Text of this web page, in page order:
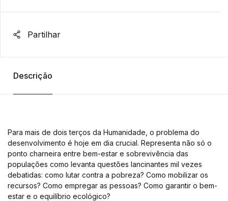
Partilhar
Descrição
Para mais de dois terços da Humanidade, o problema do
desenvolvimento é hoje em dia crucial. Representa não só o
ponto charneira entre bem-estar e sobrevivência das
populações como levanta questões lancinantes mil vezes
debatidas: como lutar contra a pobreza? Como mobilizar os
recursos? Como empregar as pessoas? Como garantir o bem-
estar e o equilíbrio ecológico?